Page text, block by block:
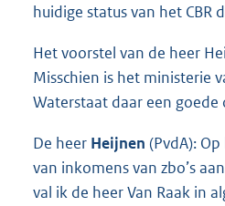
huidige status van het CBR
Het voorstel van de heer
Misschien is het ministerie
Waterstaat daar een goede
De heer Heijnen (PvdA):
van inkomens van zbo’s
val ik de heer Van Raak in